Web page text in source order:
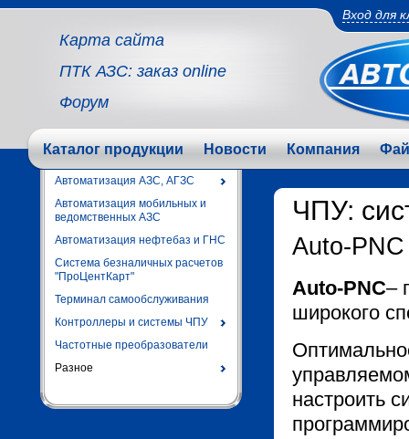
Карта сайта
ПТК АЗС: заказ online
Форум
Вход для
Каталог продукции Новости Компания
Автоматизация АЗС, АГЗС
Автоматизация мобильных и
ведомственных АЗС
Автоматизация нефтебаз и ГНС
Система безналичных расчетов
"ПроЦентКарт"
Терминал самообслуживания
Контроллеры и системы ЧПУ
Частотные преобразователи
Разное
ЧПУ:
Auto-PNC
Auto-PNC–
широкого
настроить